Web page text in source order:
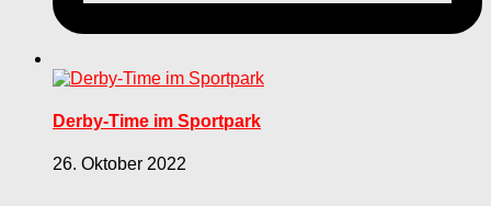
Derby-Time im Sportpark
26. Oktober 2022